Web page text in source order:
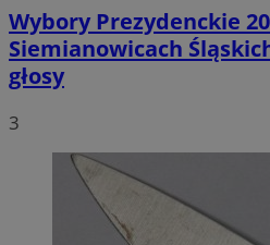
Wybory Prezydenckie
Siemianowicach
głosy
3